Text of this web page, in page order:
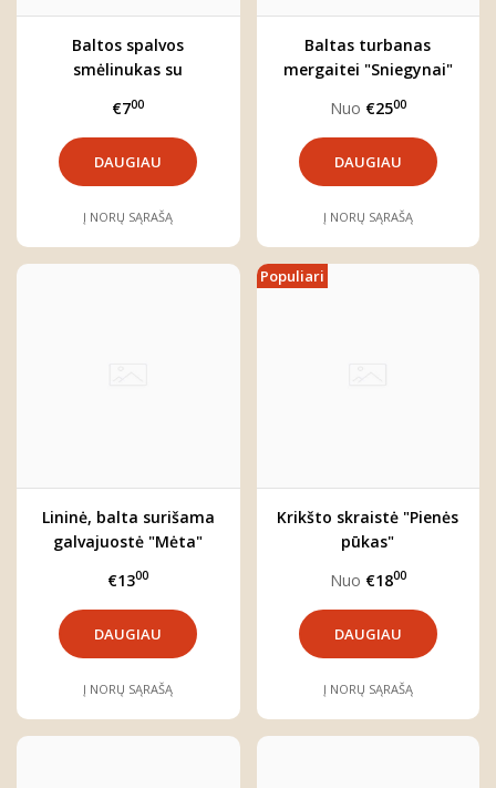
Baltos spalvos
smėlinukas su
€700
DAUGIAU
Į NORŲ SĄRAŠĄ
Baltas turbanas
mergaitei "Sniegynai"
Nuo €2500
DAUGIAU
Į NORŲ SĄRAŠĄ
Lininė, balta surišama
galvajuostė "Mėta"
€1300
DAUGIAU
Į NORŲ SĄRAŠĄ
Populiari
Krikšto skraistė "Pienės
pūkas"
Nuo €1800
DAUGIAU
Į NORŲ SĄRAŠĄ